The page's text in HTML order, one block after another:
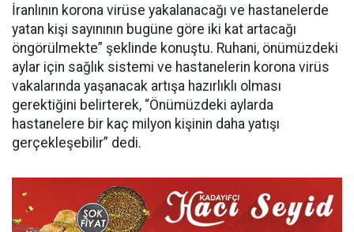
İranlının korona virüse yakalanacağı ve hastanelerde
yatan kişi sayınının bugüne göre iki kat artacağı
öngörülmekte” şeklinde konuştu. Ruhani, önümüzdeki
aylar için sağlık sistemi ve hastanelerin korona virüs
vakalarında yaşanacak artışa hazırlıklı olması
gerektiğini belirterek, “Önümüzdeki aylarda
hastanelere bir kaç milyon kişinin daha yatışı
gerçekleşebilir” dedi.